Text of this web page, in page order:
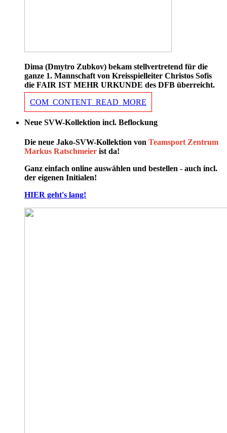
Dima (Dmytro Zubkov) bekam stellvertretend für die
ganze 1. Mannschaft von Kreisspielleiter Christos Sofis
die FAIR IST MEHR URKUNDE des DFB überreicht.
COM_CONTENT_READ_MORE
Neue SVW-Kollektion incl. Beflockung
Die neue Jako-SVW-Kollektion von Teamsport Zentrum
Markus Ratschmeier ist da!
Ganz einfach online auswählen und bestellen - auch incl.
der eigenen Initialen!
HIER geht's lang!